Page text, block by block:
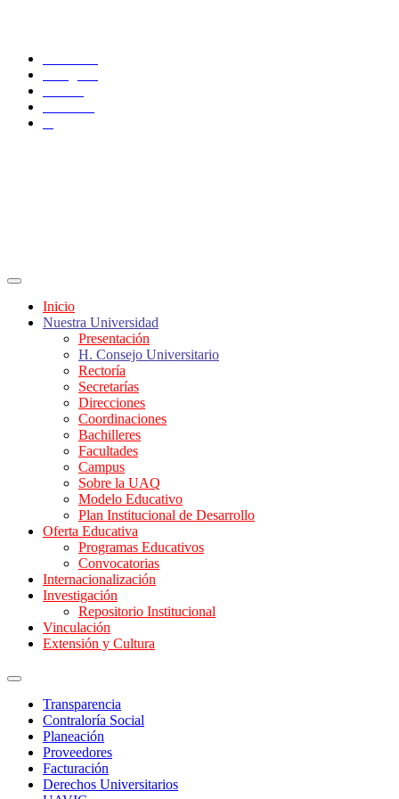
Inicio
Nuestra Universidad
Presentación
H. Consejo Universitario
Rectoría
Secretarías
Direcciones
Coordinaciones
Bachilleres
Facultades
Campus
Sobre la UAQ
Modelo Educativo
Plan Institucional de Desarrollo
Oferta Educativa
Programas Educativos
Convocatorias
Internacionalización
Investigación
Repositorio Institucional
Vinculación
Extensión y Cultura
Transparencia
Contraloría Social
Planeación
Proveedores
Facturación
Derechos Universitarios